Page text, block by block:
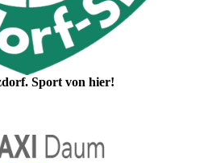
Sport von hier!